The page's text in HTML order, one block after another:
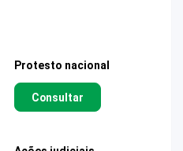
Protesto nacional
Consultar